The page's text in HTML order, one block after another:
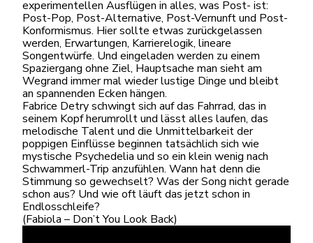
experimentellen Ausflügen in alles, was Post- ist:
Post-Pop, Post-Alternative, Post-Vernunft und Post-
Konformismus. Hier sollte etwas zurückgelassen
werden, Erwartungen, Karrierelogik, lineare
Songentwürfe. Und eingeladen werden zu einem
Spaziergang ohne Ziel, Hauptsache man sieht am
Wegrand immer mal wieder lustige Dinge und bleibt
an spannenden Ecken hängen.
Fabrice Detry schwingt sich auf das Fahrrad, das in
seinem Kopf herumrollt und lässt alles laufen, das
melodische Talent und die Unmittelbarkeit der
poppigen Einflüsse beginnen tatsächlich sich wie
mystische Psychedelia und so ein klein wenig nach
Schwammerl-Trip anzufühlen. Wann hat denn die
Stimmung so gewechselt? Was der Song nicht gerade
schon aus? Und wie oft läuft das jetzt schon in
Endlosschleife?
(Fabiola – Don’t You Look Back)